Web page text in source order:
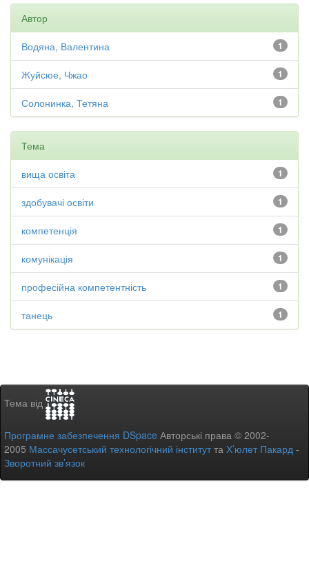
Автор
1
Водяна, Валентина
1
Жуйсюе, Чжао
1
Солонинка, Тетяна
Тема
1
вища освіта
1
здобувачі освіти
1
компетенція
1
комунікація
1
професійна компетентність
1
танець
Тема від
Програмне забезпечення DSpace Авторські права © 2002-
2005 Массачусетський технологічний інститутта Х’юлет Пакард -
Зворотний зв’язок